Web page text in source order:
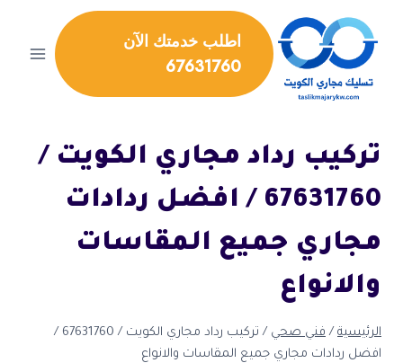
المحتوى
اطلب خدمتك الآن
67631760
تركيب رداد مجاري الكويت /
67631760 / افضل ردادات
مجاري جميع المقاسات
والانواع
الرئيسية / فني صحي /
تركيب رداد مجاري الكويت / 67631760 /
افضل ردادات مجاري جميع المقاسات والانواع